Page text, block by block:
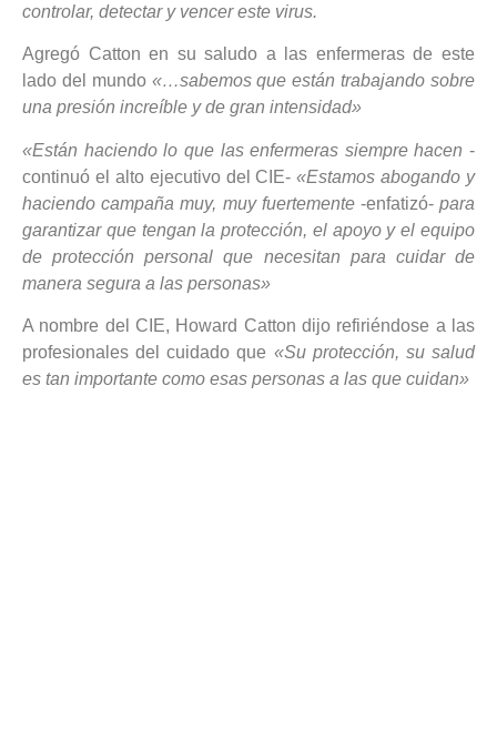
controlar, detectar y vencer este virus.
Agregó Catton en su saludo a las enfermeras de este
lado del mundo «…sabemos que están trabajando sobre
una presión increíble y de gran intensidad»
«Están haciendo lo que las enfermeras siempre hacen -
continuó el alto ejecutivo del CIE-«Estamos abogando y
haciendo campaña muy, muy fuertemente-enfatizó-para
garantizar que tengan la protección, el apoyo y el equipo
de protección personal que necesitan para cuidar de
manera segura a las personas»
A nombre del CIE, Howard Catton dijo refiriéndose a las
profesionales del cuidado que «Su protección, su salud
es tan importante como esas personas a las que cuidan»